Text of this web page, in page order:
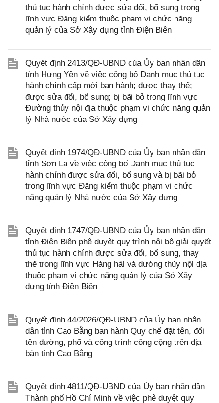
thủ tục hành chính được sửa đổi, bổ sung trong
lĩnh vực Đăng kiểm thuộc phạm vi chức năng
quản lý của Sở Xây dựng tỉnh Điện Biên
Quyết định 2413/QĐ-UBND của Ủy ban nhân dân
tỉnh Hưng Yên về việc công bố Danh mục thủ tục
hành chính cấp mới ban hành; được thay thế;
được sửa đổi, bổ sung; bị bãi bỏ trong lĩnh vực
Đường thủy nội địa thuộc phạm vi chức năng quản
lý Nhà nước của Sở Xây dựng
Quyết định 1974/QĐ-UBND của Ủy ban nhân dân
tỉnh Sơn La về việc công bố Danh mục thủ tục
hành chính được sửa đổi, bổ sung và bị bãi bỏ
trong lĩnh vực Đăng kiểm thuộc phạm vi chức
năng quản lý Nhà nước của Sở Xây dựng
Quyết định 1747/QĐ-UBND của Ủy ban nhân dân
tỉnh Điện Biên phê duyệt quy trình nội bộ giải quyết
thủ tục hành chính được sửa đổi, bổ sung, thay
thế trong lĩnh vực Hàng hải và đường thủy nội địa
thuộc phạm vi chức năng quản lý của Sở Xây
dựng tỉnh Điện Biên
Quyết định 44/2026/QĐ-UBND của Ủy ban nhân
dân tỉnh Cao Bằng ban hành Quy chế đặt tên, đổi
tên đường, phố và công trình công cộng trên địa
bàn tỉnh Cao Bằng
Quyết định 4811/QĐ-UBND của Ủy ban nhân dân
Thành phố Hồ Chí Minh về việc phê duyệt quy